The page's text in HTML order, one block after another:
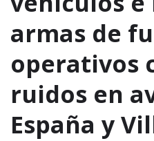
armas de
operativos
ruidos en
España y